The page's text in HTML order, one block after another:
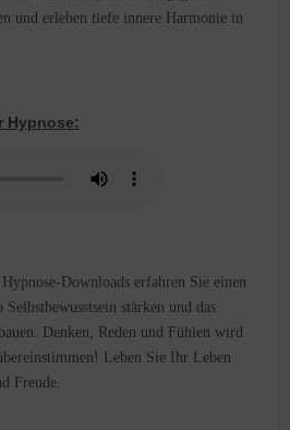
und erleben tiefe innere Harmonie in
Hypnose:
Downloads erfahren Sie einen
stärken und das
Denken, Reden und Fühlen wird
Leben Sie Ihr Leben
Freude.